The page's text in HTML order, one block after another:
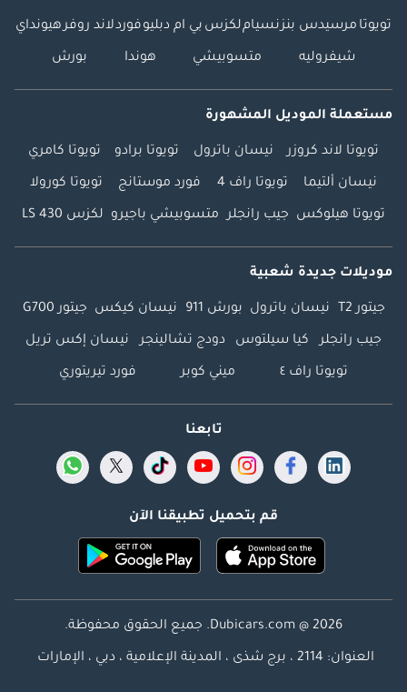
تويوتا مرسيدس بنزنسياملكزس بي ام دبليوفوردلاند روفرهيونداي
شيفروليه متسوبيشي هوندا بورش
مستعملة الموديل المشهورة
تويوتا لاند كروزر نيسان باترول تويوتا برادو تويوتا كامري
نيسان ألتيما تويوتا راف 4 فورد موستانج تويوتا كورولا
تويوتا هيلوكس جيب رانجلر متسوبيشي باجيرو لكزس LS 430
موديلات جديدة شعبية
جيتور T2 نيسان باترول بورش 911 نيسان كيكس جيتور G700
جيب رانجلر كيا سيلتوس دودج تشالينجر نيسان إكس تريل
تويوتا راف ٤ ميني كوبر فورد تيريتوري
تابعنا
قم بتحميل تطبيقنا الآن
Dubicars.com @ 2026. جميع الحقوق محفوظة.
العنوان: 2114 ، برج شذى ، المدينة الإعلامية ، دبي ، الإمارات